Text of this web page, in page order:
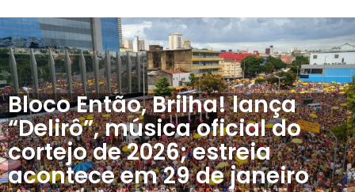
Bloco Então, Brilha! lança
“Delirô”, música oficial do
cortejo de 2026; estreia
acontece em 29 de janeiro